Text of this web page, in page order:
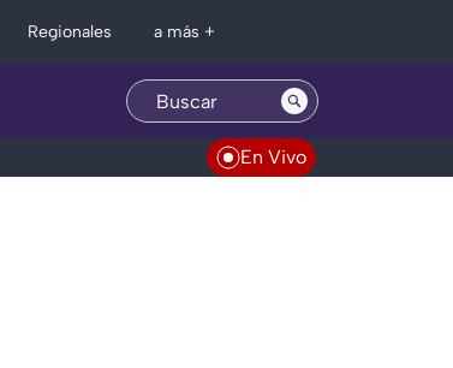
Regionales a más +
En Vivo